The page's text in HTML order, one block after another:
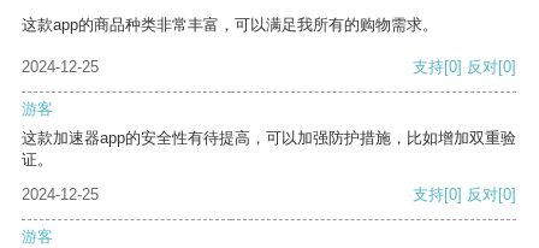
这款app的商品种类非常丰富，可以满足我所有的购物需求。
2024-12-25 支持[0] 反对[0]
游客
这款加速器app的安全性有待提高，可以加强防护措施，比如增加双重验
证。
2024-12-25
支持[0] 反对[0]
游客